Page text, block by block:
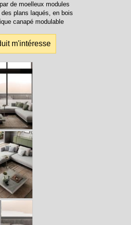
de moelleux modules
plans laqués, en bois
canapé modulable
m'intéresse